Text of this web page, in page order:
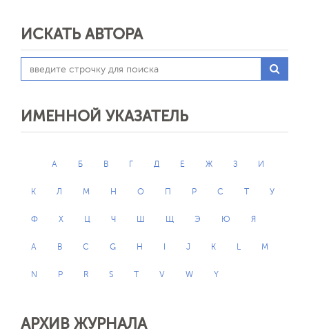
ИСКАТЬ АВТОРА
ИМЕННОЙ УКАЗАТЕЛЬ
А Б В Г Д Е Ж З И
К Л М Н О П Р С Т У
Ф Х Ц Ч Ш Щ Э Ю Я
A B C G H J K L M
N P R S T V W Y
АРХИВ ЖУРНАЛА